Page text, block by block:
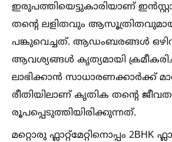
ഇരുപത്തിയെട്ടുകാരിയാണ്
തന്റെ ലളിതവും
പങ്കുവെച്ചത്. ആഡംബരങ്ങള്‍
ആവശ്യങ്ങള്‍ കൃത്യമായി
ലാഭിക്കാൻ സാധാരണക്കാർക്ക്
രീതിയിലാണ് കൃതിക തന്റെ
രൂപപ്പെടുത്തിയിരിക്കുന്നത്.
മറ്റൊരു ഫ്ലാറ്റ്‌മേറ്റിനൊപ്പം 2BHK